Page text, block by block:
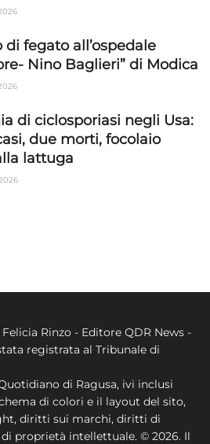
di fegato all’ospedale
Nino Baglieri” di Modica
di ciclosporiasi negli Usa:
due morti, focolaio
lattuga
Rinzo - Editore QDR News -
registrata al Tribunale di
di Ragusa, ivi inclusi
di colori e il layout del sito,
diritti sui marchi, diritti di
proprietà intellettuale. © 2026. Il